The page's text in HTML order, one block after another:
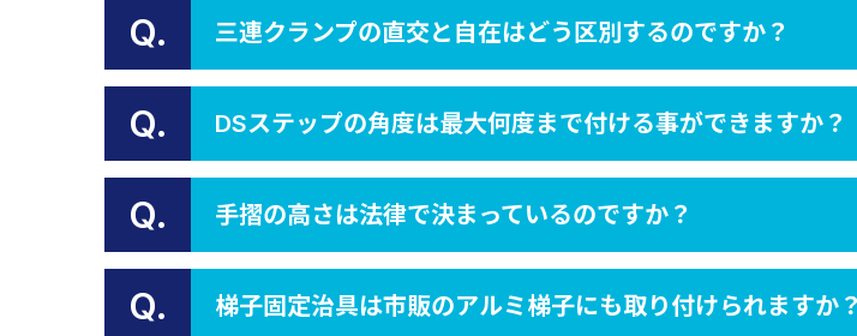
Q. 三連クランプの直交と自在はどう区別するのですか？
Q. DSステップの角度は最大何度まで付ける事ができますか？
Q. 手摺の高さは法律で決まっているのですか？
Q. 梯子固定治具は市販のアルミ梯子にも取り付けられますか？